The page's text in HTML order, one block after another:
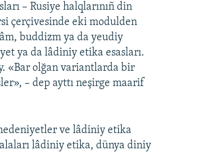
– Rusiye halqlarınıñ din
çerçivesinde eki modulden
buddizm ya da yeudiy
ya da lâdiniy etika esasları.
«Bar olğan variantlarda bir
– dep ayttı neşirge maarif
ve lâdiniy etika
lâdiniy etika, dünya diniy